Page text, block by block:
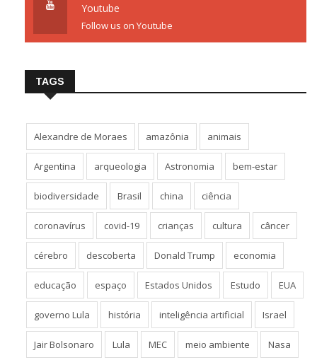
Youtube
Follow us on Youtube
TAGS
Alexandre de Moraes amazônia animais
Argentina arqueologia Astronomia bem-estar
biodiversidade Brasil china ciência
coronavírus covid-19 crianças cultura câncer
cérebro descoberta Donald Trump economia
educação espaço Estados Unidos Estudo EUA
governo Lula história inteligência artificial Israel
Jair Bolsonaro Lula MEC meio ambiente Nasa